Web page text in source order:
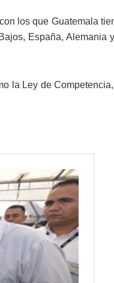
los que Guatemala
España,
la Ley de